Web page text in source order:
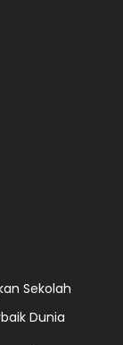
Sekolah
Dunia